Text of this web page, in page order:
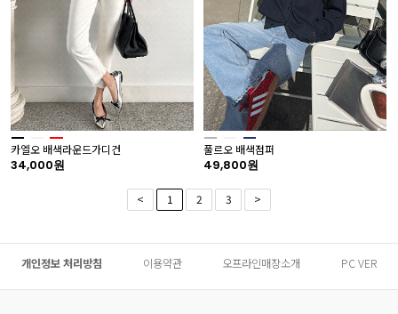
카엘오 배색라운드가디건
34,000원
풀르오 배색점퍼
49,800원
< 1 2 3 >
개인정보 처리방침 이용약관 오프라인매장소개 PC VER